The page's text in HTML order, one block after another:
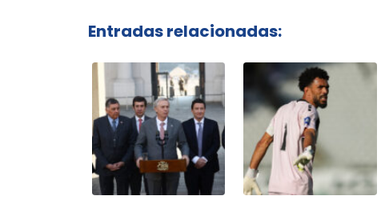
Entradas relacionadas: